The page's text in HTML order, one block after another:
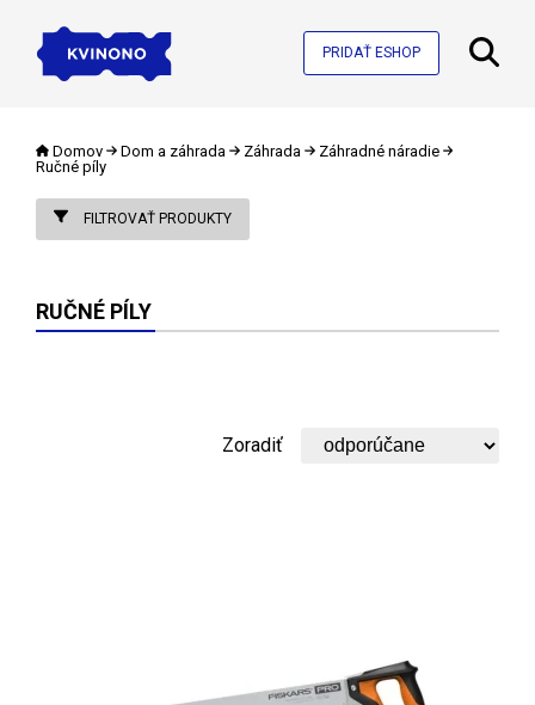
PRIDAŤ ESHOP
Domov Dom a záhrada Záhrada
Záhradné náradie
Ručné píly
FILTROVAŤ PRODUKTY
RUČNÉ PÍLY
Zoradiť